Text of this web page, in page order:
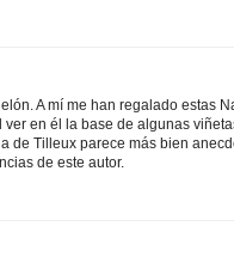
A mí me han regalado estas
en él la base de algunas
de Tilleux parece más bien
de este autor.